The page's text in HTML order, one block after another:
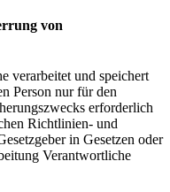
von
verarbeitet und speichert
Person nur für den
erforderlich
Richtlinien- und
in Gesetzen oder
Verantwortliche